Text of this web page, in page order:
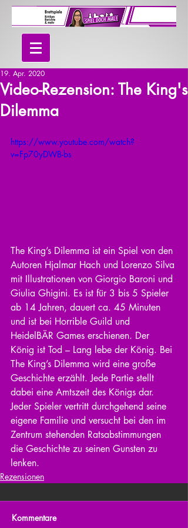
Video-Rezension: The King's
Dilemma
19. Apr. 2020
https://www.youtube.com/watch?
v=Fp70yDWB-bs
The King’s Dilemma ist ein Spiel von den
Autoren Hjalmar Hach und Lorenzo Silva
mit Illustrationen von Giorgio Baroni und
Giulia Ghigini. Es ist für 3 bis 5 Spieler
ab 14 Jahren, dauert ca. 45 Minuten
und ist bei Horrible Guild und
HeidelBÄR Games erschienen. Der
König ist Tod – Lang lebe der König. Bei
The King’s Dilemma wird eine große
Geschichte erzählt. Jede Partie stellt
dabei eine Amtszeit des Königs dar.
Jeder Spieler vertritt durchgehend seine
eigene Familie und versucht bei den im
Zentrum stehenden Ratsabstimmungen
die Geschichte zu seinen Gunsten zu
lenken.
Rezensionen
Kommentare